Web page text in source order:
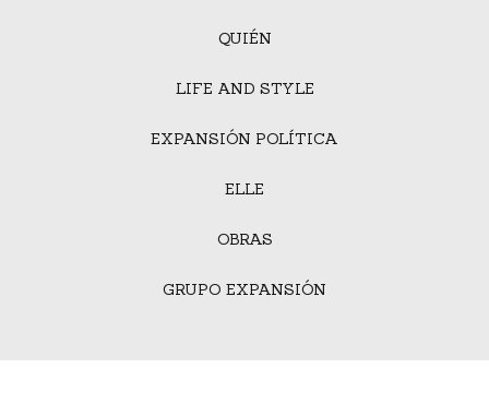
QUIÉN
LIFE AND STYLE
EXPANSIÓN POLÍTICA
ELLE
OBRAS
GRUPO EXPANSIÓN